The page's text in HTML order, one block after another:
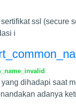
ssl (secure
i
dihadapi saat
adanya